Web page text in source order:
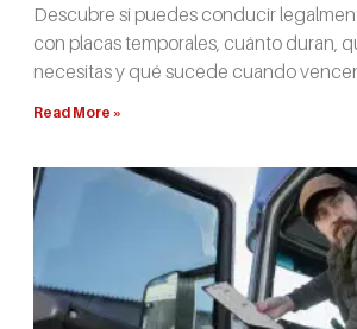
Descubre si puedes conducir
con placas temporales, cuánto duran,
necesitas y qué sucede cuando
Read More »